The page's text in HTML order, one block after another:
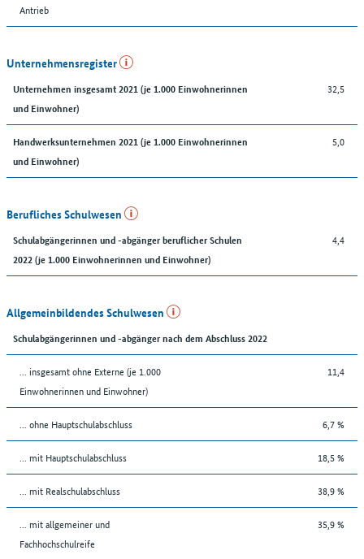
Antrieb
Unternehmensregister
Unternehmen insgesamt 2021 (je 1.000 Einwohnerinnen
und Einwohner)
32,5
Handwerksunternehmen 2021 (je 1.000 Einwohnerinnen
und Einwohner)
5,0
Berufliches Schulwesen
Schulabgängerinnen und -abgänger beruflicher Schulen
2022 (je 1.000 Einwohnerinnen und Einwohner)
4,4
Allgemeinbildendes Schulwesen
Schulabgängerinnen und -abgänger nach dem Abschluss 2022
... insgesamt ohne Externe (je 1.000
Einwohnerinnen und Einwohner)
11,4
... ohne Hauptschulabschluss 6,7 %
... mit Hauptschulabschluss 18,5 %
... mit Realschulabschluss 38,9 %
... mit allgemeiner und
Fachhochschulreife
35,9 %